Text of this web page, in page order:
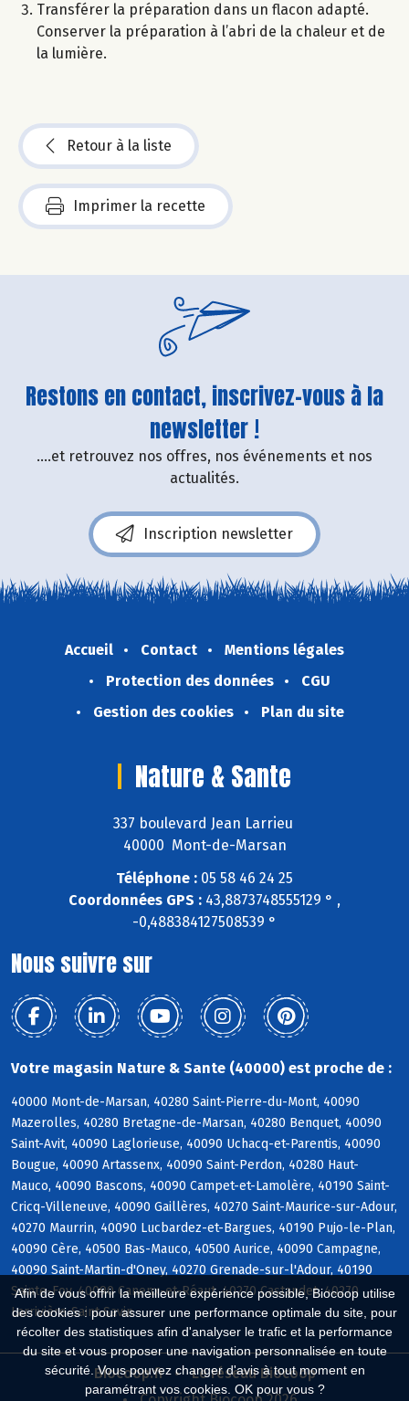
Afin de vous offrir la meilleure expérience possible, Biocoop utilise
des cookies : pour assurer une performance optimale du site, pour
récolter des statistiques afin d'analyser le trafic et la performance
du site et vous proposer une navigation personnalisée en toute
sécurité. Vous pouvez changer d'avis à tout moment en
paramétrant vos cookies. OK pour vous ?
Transférer la préparation dans un flacon adapté.
Conserver la préparation à l’abri de la chaleur et de
la lumière.
Retour à la liste
Imprimer la recette
Restons en contact, inscrivez-vous à la
newsletter !
....et retrouvez nos offres, nos événements et nos
actualités.
Inscription newsletter
Accueil Contact
Mentions légales
Protection des données
CGU
Gestion des cookies
Plan du site
Nature & Sante
337 boulevard Jean Larrieu
40000 Mont-de-Marsan
Téléphone : 05 58 46 24 25
Coordonnées GPS : 43,8873748555129 ° ,
-0,488384127508539 °
Nous suivre sur
Votre magasin Nature & Sante (40000) est proche de :
40000 Mont-de-Marsan, 40280 Saint-Pierre-du-Mont, 40090
Mazerolles, 40280 Bretagne-de-Marsan, 40280 Benquet, 40090
Saint-Avit, 40090 Laglorieuse, 40090 Uchacq-et-Parentis, 40090
Bougue, 40090 Artassenx, 40090 Saint-Perdon, 40280 Haut-
Mauco, 40090 Bascons, 40090 Campet-et-Lamolère, 40190 Saint-
Cricq-Villeneuve, 40090 Gaillères, 40270 Saint-Maurice-sur-Adour,
40270 Maurrin, 40090 Lucbardez-et-Bargues, 40190 Pujo-le-Plan,
40090 Cère, 40500 Bas-Mauco, 40500 Aurice, 40090 Campagne,
40090 Saint-Martin-d'Oney, 40270 Grenade-sur-l'Adour, 40190
Sainte-Foy, 40090 Canenx-et-Réaut, 40270 Castandet, 40270
Larrivière-Saint-Savin
Biocoop.fr
Le réseau Biocoop